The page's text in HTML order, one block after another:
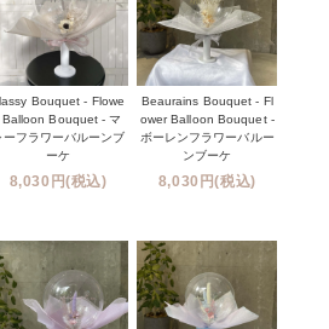
Bouquet - Flowe
Balloon Bouquet - マ
ーフラワーバルーンブ
ーケ
8,030円(税込)
Beaurains Bouquet - Fl
ower Balloon Bouquet -
ボーレンフラワーバルー
ンブーケ
8,030円(税込)